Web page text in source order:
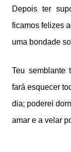
Depois ter
ficamos felizes
uma bondade
Teu semblante
fará esquecer
dia; poderei
amar e a velar